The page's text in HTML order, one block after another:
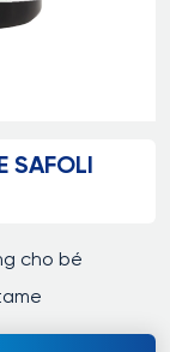
SAFOLI
cho bé